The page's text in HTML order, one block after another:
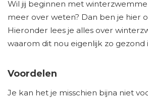
Wil jij beginnen met
meer over weten? Dan ben je hier
Hieronder lees je alles over
waarom dit nou eigenlijk zo gezond
Voordelen
Je kan het je misschien bijna niet